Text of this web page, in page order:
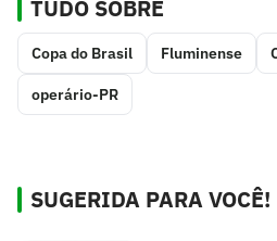
TUDO SOBRE
Copa do Brasil Fluminense
operário-PR
SUGERIDA PARA VOCÊ!